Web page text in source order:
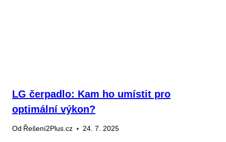
LG čerpadlo: Kam ho umístit pro
optimální výkon?
Od Řešení2Plus.cz 24. 7. 2025